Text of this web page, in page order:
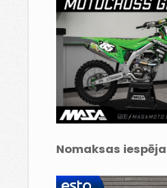
Nomaksas